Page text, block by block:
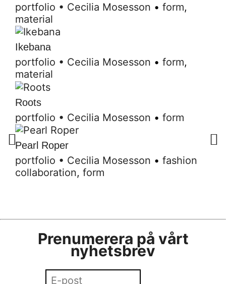
portfolio • Cecilia Mosesson • form,
material
Ikebana
portfolio • Cecilia Mosesson • form,
material
Roots
portfolio • Cecilia Mosesson • form
Pearl Roper
portfolio • Cecilia Mosesson • fashion
collaboration, form
Prenumerera på vårt
nyhetsbrev